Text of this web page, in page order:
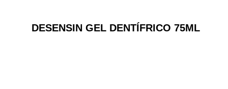
DESENSIN GEL DENTÍFRICO 75ML